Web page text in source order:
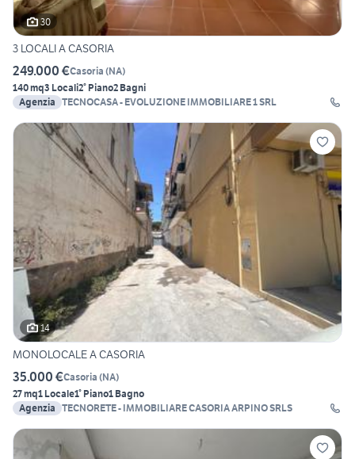
30
3 LOCALI A CASORIA
249.000 €Casoria (NA)
140 mq3 Locali2° Piano2 Bagni
Agenzia TECNOCASA - EVOLUZIONE IMMOBILIARE 1 SRL
14
MONOLOCALE A CASORIA
35.000 €Casoria (NA)
27 mq1 Locale1° Piano1 Bagno
Agenzia
TECNORETE - IMMOBILIARE CASORIA ARPINO SRLS